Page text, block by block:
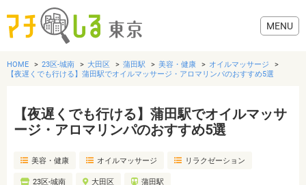
グルメ
美容・健康
HOME 23区-城南 大田区 蒲田駅 美容・健康
オイルマッサージ
【夜遅くでも行ける】蒲田駅でオイルマッサージ・アロマリンパのおすすめ5選
【夜遅くでも行ける】蒲田駅でオイルマッサ
ージ・アロマリンパのおすすめ5選
美容・健康 オイルマッサージ リラクゼーション
23区-城南 大田区 蒲田駅